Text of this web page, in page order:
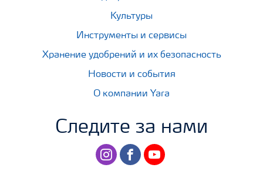
Культуры
Инструменты и сервисы
Хранение удобрений и их безопасность
Новости и события
О компании Yara
Следите за нами
instagramfacebookyoutube